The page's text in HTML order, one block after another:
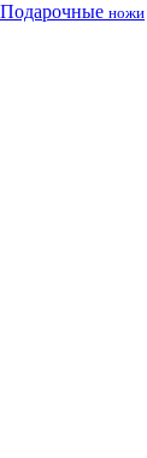
Подарочные ножи